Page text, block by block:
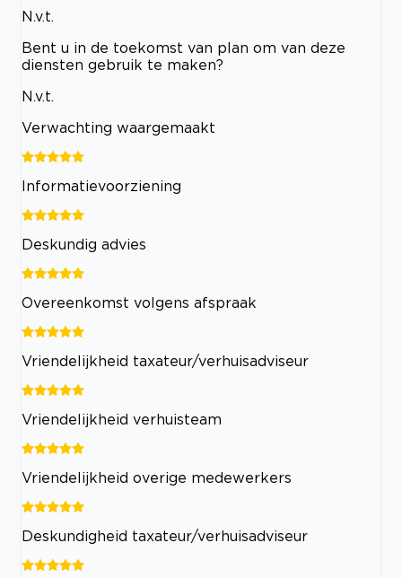
N.v.t.
Bent u in de toekomst van plan om van deze
diensten gebruik te maken?
N.v.t.
Verwachting waargemaakt
Informatievoorziening
Deskundig advies
Overeenkomst volgens afspraak
Vriendelijkheid taxateur/verhuisadviseur
Vriendelijkheid verhuisteam
Vriendelijkheid overige medewerkers
Deskundigheid taxateur/verhuisadviseur